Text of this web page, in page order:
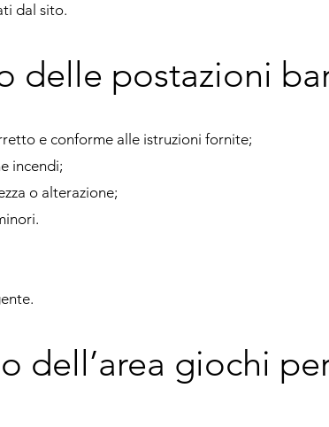
dal sito.
delle postazioni
e conforme alle istruzioni fornite;
incendi;
o alterazione;
dell’area giochi